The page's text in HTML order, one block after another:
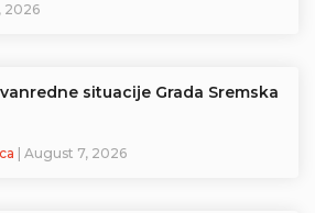
2026
situacije Grada Sremska
| August 7, 2026